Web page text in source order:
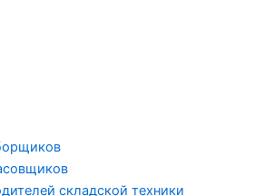
складской техники